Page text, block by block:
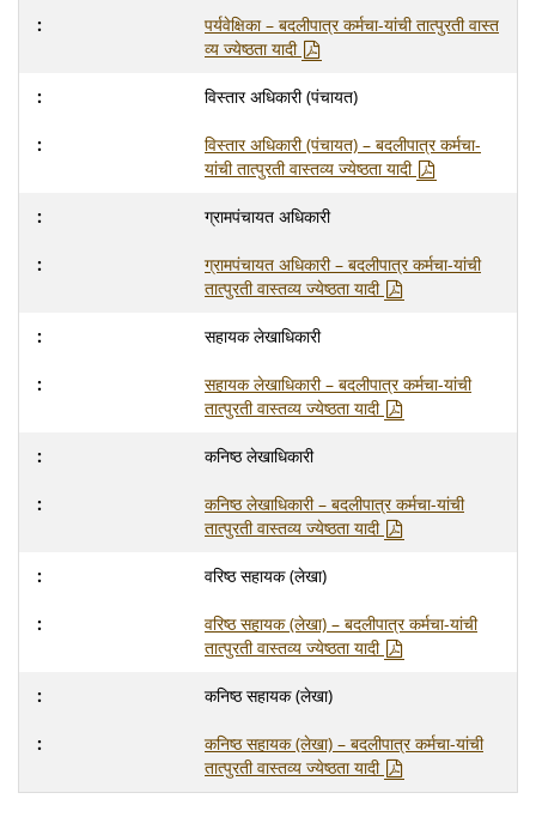
पर्यवेक्षिका – बदलीपात्र कर्मचा-यांची तात्पुरती वास्त
व्य ज्येष्ठता यादी
विस्तार अधिकारी (पंचायत)
विस्तार अधिकारी (पंचायत) – बदलीपात्र कर्मचा-
यांची तात्पुरती वास्तव्य ज्येष्ठता यादी
ग्रामपंचायत अधिकारी
ग्रामपंचायत अधिकारी – बदलीपात्र कर्मचा-यांची
तात्पुरती वास्तव्य ज्येष्ठता यादी
सहायक लेखाधिकारी
सहायक लेखाधिकारी – बदलीपात्र कर्मचा-यांची
तात्पुरती वास्तव्य ज्येष्ठता यादी
कनिष्ठ लेखाधिकारी
कनिष्ठ लेखाधिकारी – बदलीपात्र कर्मचा-यांची
तात्पुरती वास्तव्य ज्येष्ठता यादी
वरिष्ठ सहायक (लेखा)
वरिष्ठ सहायक (लेखा) – बदलीपात्र कर्मचा-यांची
तात्पुरती वास्तव्य ज्येष्ठता यादी
कनिष्ठ सहायक (लेखा)
कनिष्ठ सहायक (लेखा) – बदलीपात्र कर्मचा-यांची
तात्पुरती वास्तव्य ज्येष्ठता यादी